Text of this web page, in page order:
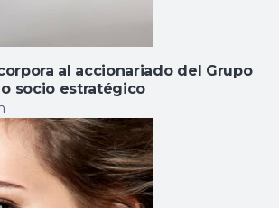
al accionariado del Grupo
socio estratégico